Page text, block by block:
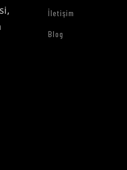
İletişim
Blog